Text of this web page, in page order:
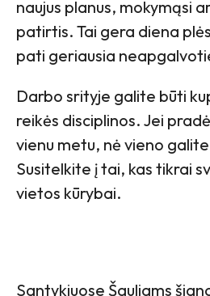
naujus planus, mokymąsi
patirtis. Tai gera diena
pati geriausia
Darbo srityje galite būti
reikės disciplinos. Jei
vienu metu, nė vieno
Susitelkite į tai, kas tikrai
vietos kūrybai.
Santykiuose Šauliams